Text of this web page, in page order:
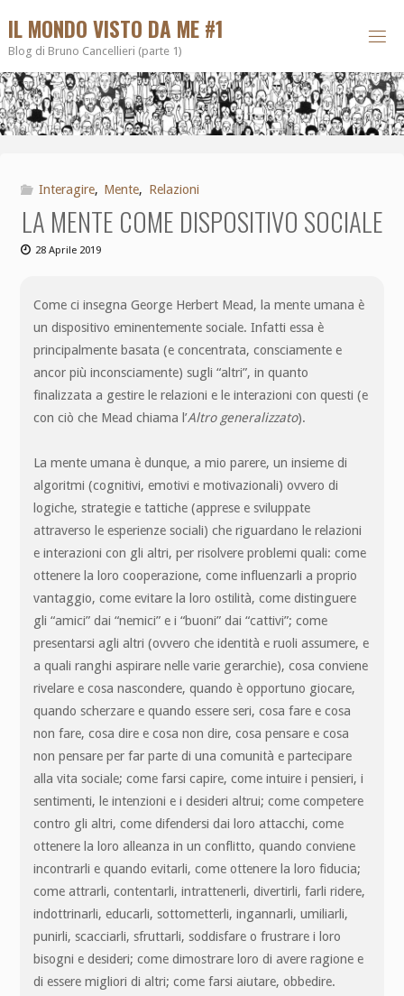
IL MONDO VISTO DA ME #1
Blog di Bruno Cancellieri (parte 1)
Interagire, Mente, Relazioni
LA MENTE COME DISPOSITIVO SOCIALE
28 Aprile 2019
Come ci insegna George Herbert Mead, la mente umana è
un dispositivo eminentemente sociale. Infatti essa è
principalmente basata (e concentrata, consciamente e
ancor più inconsciamente) sugli “altri”, in quanto
finalizzata a gestire le relazioni e le interazioni con questi (e
con ciò che Mead chiama l’Altro generalizzato).
La mente umana è dunque, a mio parere, un insieme di
algoritmi (cognitivi, emotivi e motivazionali) ovvero di
logiche, strategie e tattiche (apprese e sviluppate
attraverso le esperienze sociali) che riguardano le relazioni
e interazioni con gli altri, per risolvere problemi quali: come
ottenere la loro cooperazione, come influenzarli a proprio
vantaggio, come evitare la loro ostilità, come distinguere
gli “amici” dai “nemici” e i “buoni” dai “cattivi”; come
presentarsi agli altri (ovvero che identità e ruoli assumere, e
a quali ranghi aspirare nelle varie gerarchie), cosa conviene
rivelare e cosa nascondere, quando è opportuno giocare,
quando scherzare e quando essere seri, cosa fare e cosa
non fare, cosa dire e cosa non dire, cosa pensare e cosa
non pensare per far parte di una comunità e partecipare
alla vita sociale; come farsi capire, come intuire i pensieri, i
sentimenti, le intenzioni e i desideri altrui; come competere
contro gli altri, come difendersi dai loro attacchi, come
ottenere la loro alleanza in un conflitto, quando conviene
incontrarli e quando evitarli, come ottenere la loro fiducia;
come attrarli, contentarli, intrattenerli, divertirli, farli ridere,
indottrinarli, educarli, sottometterli, ingannarli, umiliarli,
punirli, scacciarli, sfruttarli, soddisfare o frustrare i loro
bisogni e desideri; come dimostrare loro di avere ragione e
di essere migliori di altri; come farsi aiutare, obbedire.